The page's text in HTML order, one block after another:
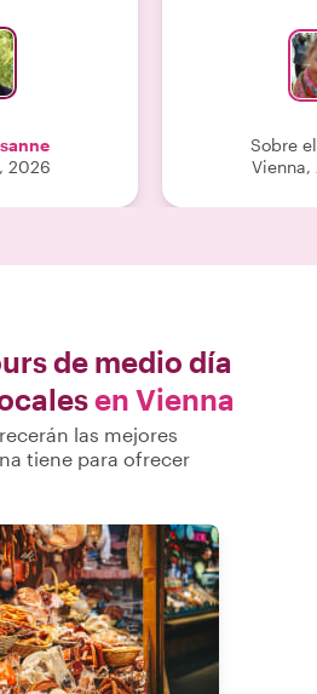
Nos
haber tenido
los puntos
con
el recorrido
café como
2026
Sobre
Vienna,
de medio día
en Vienna
las mejores
tiene para ofrecer